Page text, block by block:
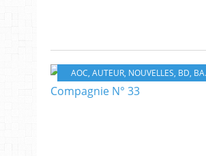
AOC, AUTEUR, NOUVELLES, BD, BANDE DESSINÉ